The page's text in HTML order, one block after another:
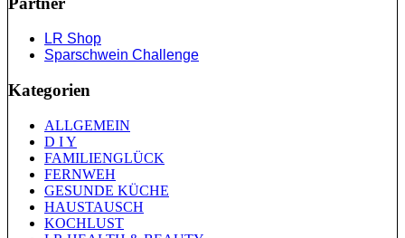
LR Shop
Sparschwein Challenge
Kategorien
ALLGEMEIN
D I Y
FAMILIENGLÜCK
FERNWEH
GESUNDE KÜCHE
HAUSTAUSCH
KOCHLUST